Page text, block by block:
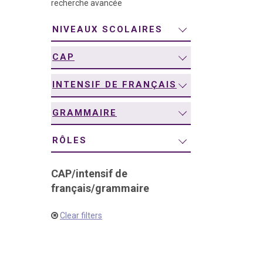
recherche avancée
NIVEAUX SCOLAIRES
CAP
INTENSIF DE FRANÇAIS
GRAMMAIRE
RÔLES
CAP/intensif de
français/grammaire
Clear filters